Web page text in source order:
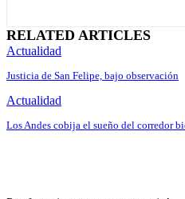
RELATED ARTICLES
Actualidad
Justicia de San Felipe, bajo observación
Actualidad
Los Andes cobija el sueño del corredor